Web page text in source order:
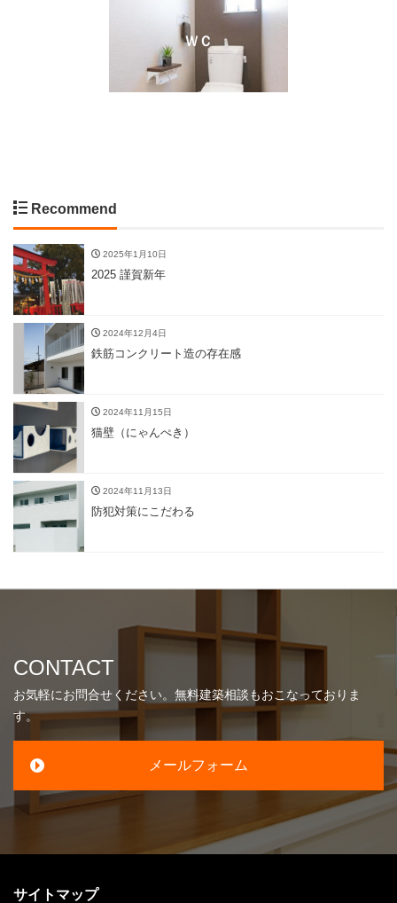
ＷＣ
Recommend
2025年1月10日
2025 謹賀新年
2024年12月4日
鉄筋コンクリート造の存在感
2024年11月15日
猫壁（にゃんぺき）
2024年11月13日
防犯対策にこだわる
CONTACT
お気軽にお問合せください。無料建築相談もおこなっておりま
す。
メールフォーム
サイトマップ